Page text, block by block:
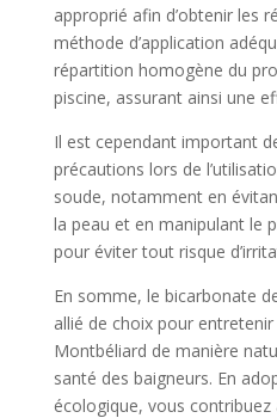
approprié afin d’obtenir les
méthode d’application
répartition homogène du
piscine, assurant ainsi une
Il est cependant important
précautions lors de
soude, notamment en
la peau et en manipulant le
pour éviter tout risque
En somme, le bicarbonate
allié de choix pour
Montbéliard de manière
santé des baigneurs. En
écologique, vous contribuez